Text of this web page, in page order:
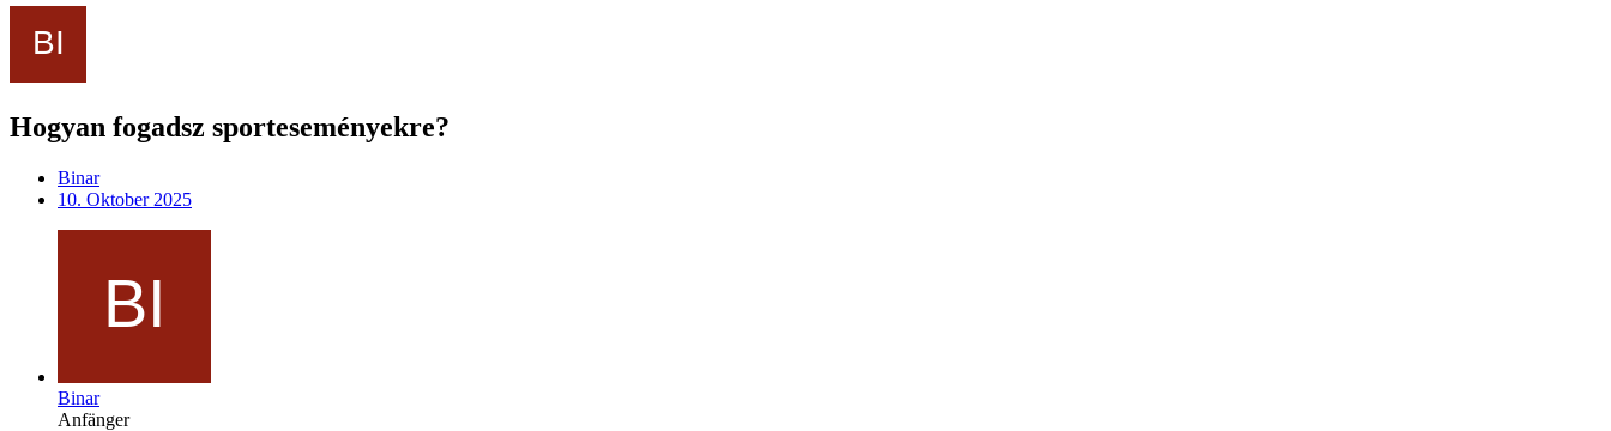
Hogyan fogadsz sporteseményekre?
Binar
10. Oktober 2025
Binar
Anfänger